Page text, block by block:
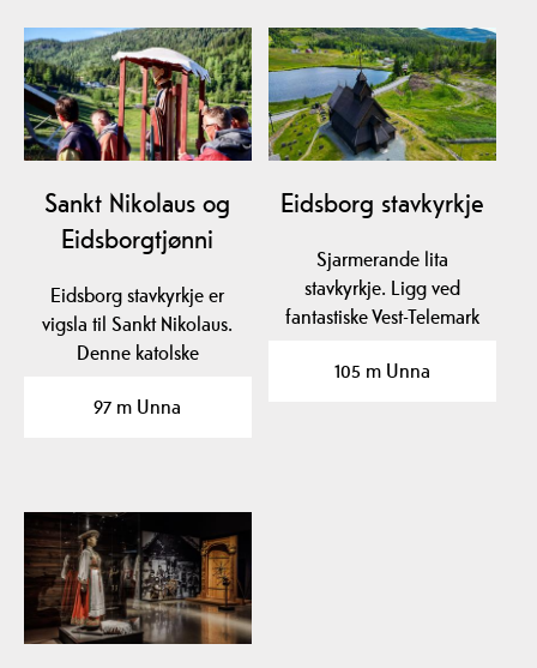
Sankt Nikolaus og
Eidsborgtjønni
Eidsborg stavkyrkje er
vigsla til Sankt Nikolaus.
Denne katolske
gjennom…
97 m Unna
Eidsborg stavkyrkje
Sjarmerande lita
stavkyrkje. Ligg ved
fantastiske Vest-Telemark
Omvising…
105 m Unna